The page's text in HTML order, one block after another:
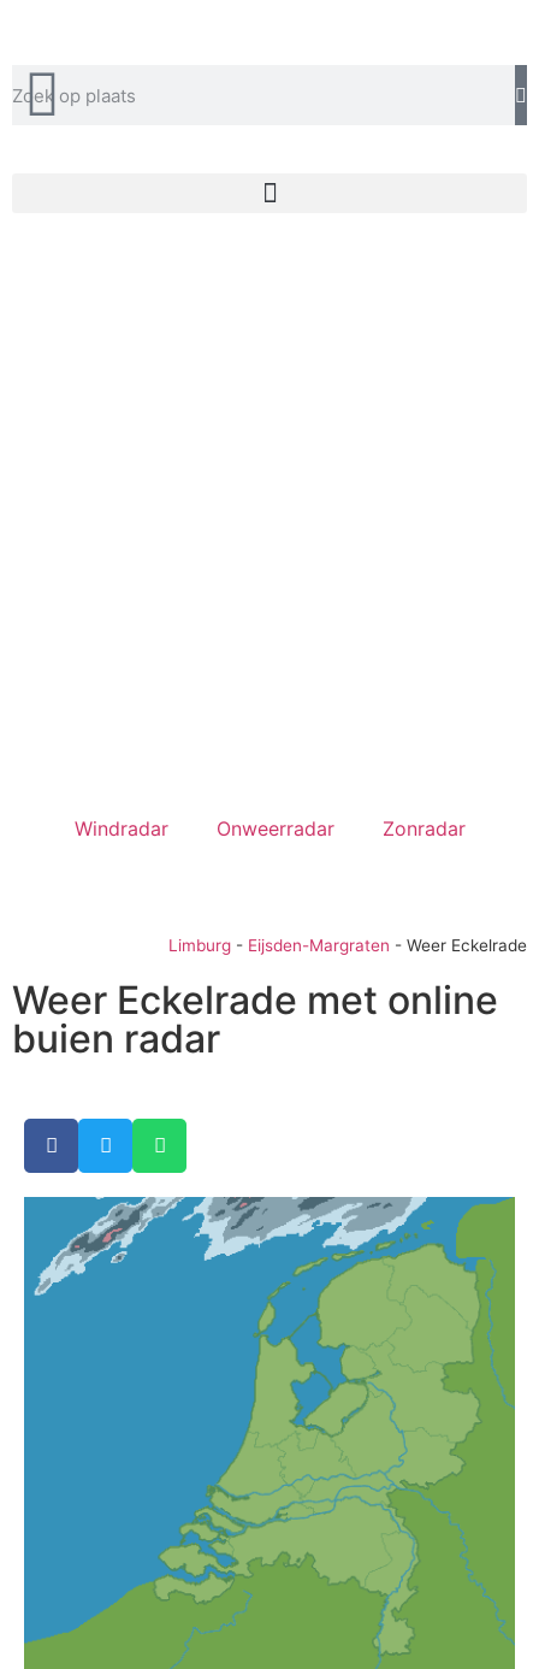
Windradar Onweerradar Zonradar
Limburg - Eijsden-Margraten - Weer Eckelrade
Weer Eckelrade met online
buien radar